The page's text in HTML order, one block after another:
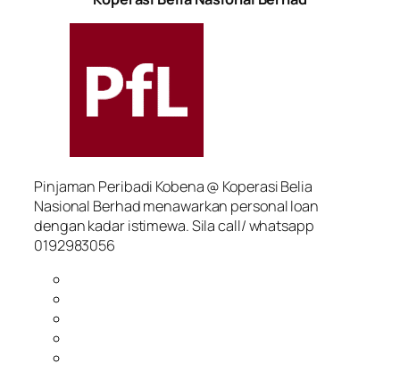
Pinjaman Peribadi Kobena @ Koperasi Belia
Nasional Berhad menawarkan personal loan
dengan kadar istimewa. Sila call/ whatsapp
0192983056